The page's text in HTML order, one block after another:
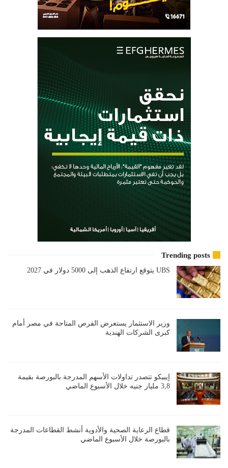
Trending posts
UBS يتوقع ارتفاع الذهب إلى 5000 دولار في 2027
وزير الاستثمار يستعرض الفرص المتاحة في مصر أمام
كبرى الشركات الهندية
إيبيكو تتصدر تداولات الأسهم المدرجة بالبورصة بقيمة
3,8 مليار جنيه خلال الأسبوع الماضي
قطاع الرعاية الصحية والأدوية أنشط القطاعات المدرجة
بالبورصة خلال الأسبوع الماضي